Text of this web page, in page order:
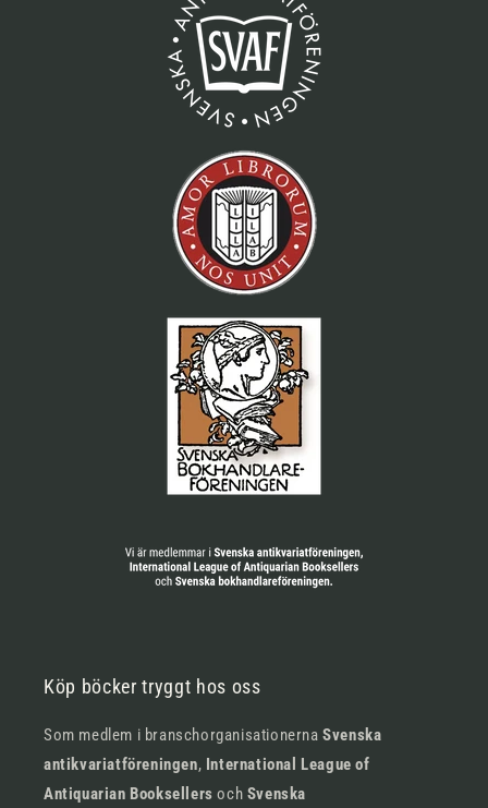
Köp böcker tryggt hos oss
Som medlem i branschorganisationernaSvenska
antikvariatföreningen, International League of
Antiquarian Booksellersoch Svenska